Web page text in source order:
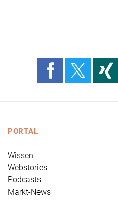
PORTAL
Wissen
Webstories
Podcasts
Markt-News